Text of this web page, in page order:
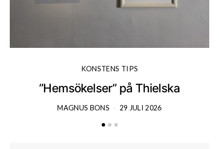
KONSTENS TIPS
”Hemsökelser” på Thielska
MAGNUS BONS 29 JULI 2026